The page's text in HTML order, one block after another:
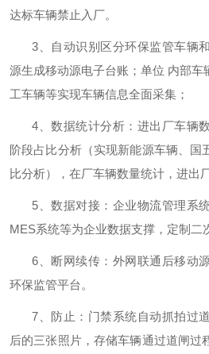
达标车辆禁止入厂。
3 、自动识别区分环保监管车辆
源生成移动源电子台账；单位 内部车
工车辆等实现车辆信息全面采集；
4 、数据统计分析：进出厂车辆
阶段占比分析（实现新能源车辆、国
比分析），在厂车辆数量统计，进出
5 、数据对接：企业物流管理系
MES系统等为企业数据支撑，定制二
6 、断网续传：外网联通后移动
环保监管平台。
7 、防止：门禁系统自动抓拍过
后的三张照片，存储车辆通过道闸过